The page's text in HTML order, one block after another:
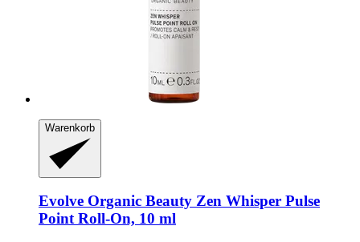
Warenkorb
Evolve Organic Beauty Zen Whisper Pulse
Point Roll-​On, 10 ml